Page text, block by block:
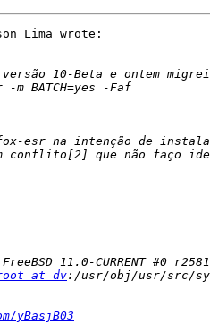
Lima wrote:
at dv
yBasjB03